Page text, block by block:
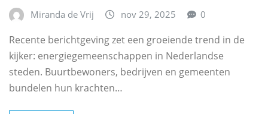
Miranda de Vrij nov 29, 2025 0
Recente berichtgeving zet een groeiende trend in de
kijker: energiegemeenschappen in Nederlandse
steden. Buurtbewoners, bedrijven en gemeenten
bundelen hun krachten…